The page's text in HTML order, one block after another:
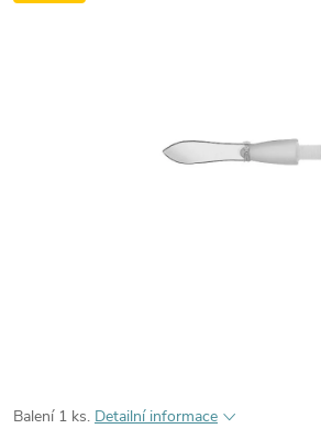
Balení 1 ks. Detailní informace